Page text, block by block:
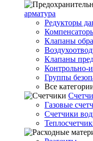
арматура
Редукторы
Клапаны
Клапаны
Контрольно-
Группы
Все
Газовые
Счетчики